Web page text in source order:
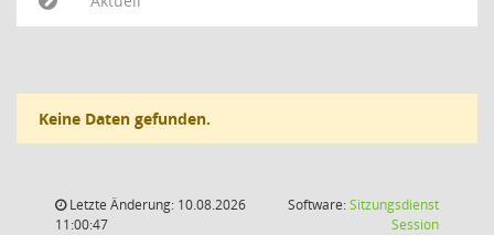
Keine Daten gefunden.
Letzte Änderung: 10.08.2026
11:00:47
Software:Sitzungsdienst
Session(Wird in